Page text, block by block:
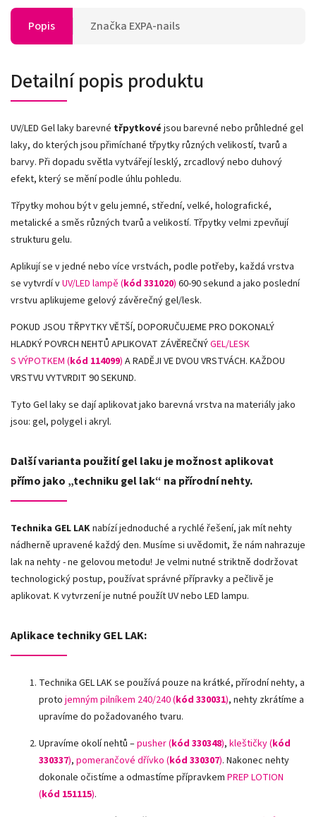
Popis Značka EXPA-nails
Detailní popis produktu
UV/LED Gel laky barevné třpytkové jsou barevné nebo průhledné gel
laky, do kterých jsou přimíchané třpytky různých velikostí, tvarů a
barvy. Při dopadu světla vytvářejí lesklý, zrcadlový nebo duhový
efekt, který se mění podle úhlu pohledu.
Třpytky mohou být v gelu jemné, střední, velké, holografické,
metalické a směs různých tvarů a velikostí. Třpytky velmi zpevňují
strukturu gelu.
Aplikují se v jedné nebo více vrstvách, podle potřeby, každá vrstva
se vytvrdí vUV/LED lampě (kód 331020) 60-90 sekund a jako poslední
vrstvu aplikujeme gelový závěrečný gel/lesk.
POKUD JSOU TŘPYTKY VĚTŠÍ, DOPORUČUJEME PRO DOKONALÝ
HLADKÝ POVRCH NEHTŮ APLIKOVAT ZÁVĚREČNÝGEL/LESK
S VÝPOTKEM (kód 114099) A RADĚJI VE DVOU VRSTVÁCH. KAŽDOU
VRSTVU VYTVRDIT 90 SEKUND.
Tyto Gel laky se dají aplikovat jako barevná vrstva na materiály jako
jsou: gel, polygel i akryl.
Další varianta použití gel laku je možnost aplikovat
přímo jako „techniku gel lak“ na přírodní nehty.
Technika GEL LAKnabízí jednoduché a rychlé řešení, jak mít nehty
nádherně upravené každý den. Musíme si uvědomit, že nám nahrazuje
lak na nehty - ne gelovou metodu! Je velmi nutné striktně dodržovat
technologický postup, používat správné přípravky a pečlivě je
aplikovat. K vytvrzení je nutné použít UV nebo LED lampu.
Aplikace techniky GEL LAK:
Technika GEL LAK se používá pouze na krátké, přírodní nehty, a
proto jemným pilníkem 240/240 (kód 330031), nehty zkrátíme a
upravíme do požadovaného tvaru.
Upravíme okolí nehtů –pusher (kód 330348), kleštičky (kód
330337), pomerančové dřívko (kód 330307). Nakonec nehty
dokonale očistíme a odmastíme přípravkem PREP LOTION
(kód 151115).